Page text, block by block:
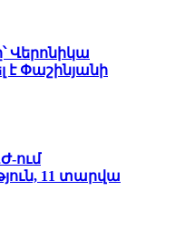
Վերոնիկա
է Փաշինյանի
ում
11 տարվա